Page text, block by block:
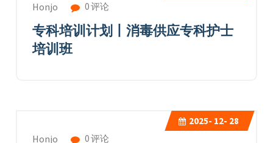
Honjo 0 评论
专科培训计划丨消毒供应专科护士
培训班
2025- 12- 28
Honjo 0 评论